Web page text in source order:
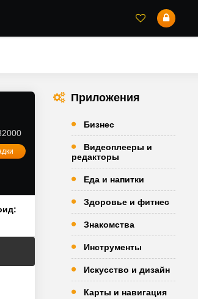
Приложения
Бизнес
Видеоплееры и
редакторы
Еда и напитки
Здоровье и фитнес
Знакомства
Инструменты
Искусство и дизайн
Карты и навигация